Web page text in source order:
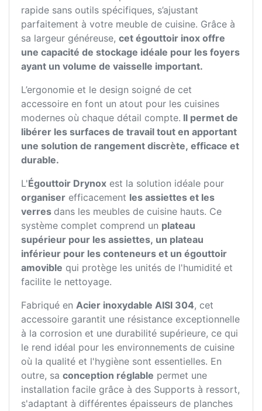
rapide sans outils spécifiques, s’ajustant
parfaitement à votre meuble de cuisine. Grâce à
sa largeur généreuse, cet égouttoir inox offre
une capacité de stockage idéale pour les foyers
ayant un volume de vaisselle important.
L’ergonomie et le design soigné de cet
accessoire en font un atout pour les cuisines
modernes où chaque détail compte. Il permet de
libérer les surfaces de travail tout en apportant
une solution de rangement discrète, efficace et
durable.
L'Égouttoir Drynox est la solution idéale pour
organiser efficacement les assiettes et les
verres dans les meubles de cuisine hauts. Ce
système complet comprend un plateau
supérieur pour les assiettes, un plateau
inférieur pour les conteneurs et un égouttoir
amovible qui protège les unités de l'humidité et
facilite le nettoyage.
Fabriqué en Acier inoxydable AISI 304, cet
accessoire garantit une résistance exceptionnelle
à la corrosion et une durabilité supérieure, ce qui
le rend idéal pour les environnements de cuisine
où la qualité et l'hygiène sont essentielles. En
outre, sa conception réglable permet une
installation facile grâce à des Supports à ressort,
s'adaptant à différentes épaisseurs de planches